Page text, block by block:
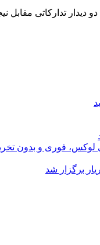
دیدار تدارکاتی مقابل
لوکس، فوری و بدون
برگزار شد